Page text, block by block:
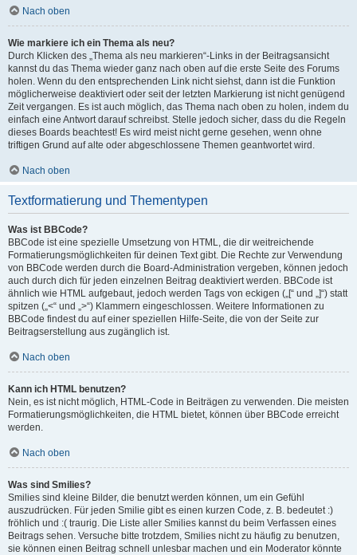
Nach oben
Wie markiere ich ein Thema als neu?
Durch Klicken des „Thema als neu markieren“-Links in der Beitragsansicht
kannst du das Thema wieder ganz nach oben auf die erste Seite des Forums
holen. Wenn du den entsprechenden Link nicht siehst, dann ist die Funktion
möglicherweise deaktiviert oder seit der letzten Markierung ist nicht genügend
Zeit vergangen. Es ist auch möglich, das Thema nach oben zu holen, indem du
einfach eine Antwort darauf schreibst. Stelle jedoch sicher, dass du die Regeln
dieses Boards beachtest! Es wird meist nicht gerne gesehen, wenn ohne
triftigen Grund auf alte oder abgeschlossene Themen geantwortet wird.
Nach oben
Textformatierung und Thementypen
Was ist BBCode?
BBCode ist eine spezielle Umsetzung von HTML, die dir weitreichende
Formatierungsmöglichkeiten für deinen Text gibt. Die Rechte zur Verwendung
von BBCode werden durch die Board-Administration vergeben, können jedoch
auch durch dich für jeden einzelnen Beitrag deaktiviert werden. BBCode ist
ähnlich wie HTML aufgebaut, jedoch werden Tags von eckigen („[“ und „]“) statt
spitzen („<“ und „>“) Klammern eingeschlossen. Weitere Informationen zu
BBCode findest du auf einer speziellen Hilfe-Seite, die von der Seite zur
Beitragserstellung aus zugänglich ist.
Nach oben
Kann ich HTML benutzen?
Nein, es ist nicht möglich, HTML-Code in Beiträgen zu verwenden. Die meisten
Formatierungsmöglichkeiten, die HTML bietet, können über BBCode erreicht
werden.
Nach oben
Was sind Smilies?
Smilies sind kleine Bilder, die benutzt werden können, um ein Gefühl
auszudrücken. Für jeden Smilie gibt es einen kurzen Code, z. B. bedeutet :)
fröhlich und :( traurig. Die Liste aller Smilies kannst du beim Verfassen eines
Beitrags sehen. Versuche bitte trotzdem, Smilies nicht zu häufig zu benutzen,
sie können einen Beitrag schnell unlesbar machen und ein Moderator könnte